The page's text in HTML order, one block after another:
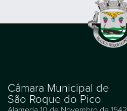
Câmara Municipal de
São Roque do Pico